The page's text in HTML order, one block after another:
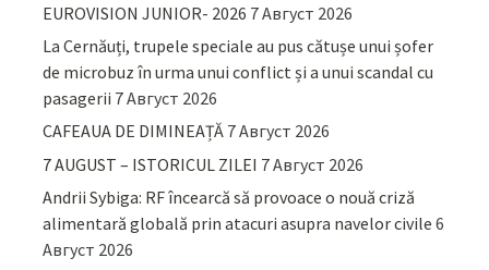
EUROVISION JUNIOR- 2026 7 Август 2026
La Cernăuți, trupele speciale au pus cătușe unui șofer
de microbuz în urma unui conflict și a unui scandal cu
pasagerii 7 Август 2026
CAFEAUA DE DIMINEAȚĂ 7 Август 2026
7 AUGUST – ISTORICUL ZILEI 7 Август 2026
Andrii Sybiga: RF încearcă să provoace o nouă criză
alimentară globală prin atacuri asupra navelor civile 6
Август 2026